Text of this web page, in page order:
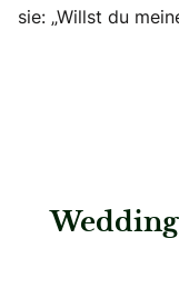
sie: „Willst du